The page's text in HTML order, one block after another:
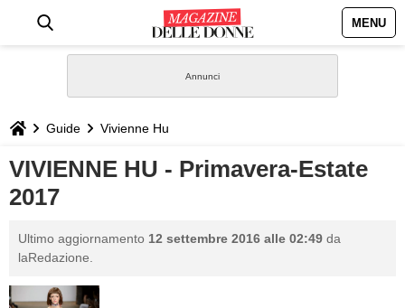
MENU
STILE
BIOGRAFIE
DEFINIZIONI
GASTRONOMIA
Guide Vivienne Hu
VIVIENNE HU - Primavera-Estate
2017
Ultimo aggiornamento 12 settembre 2016 alle 02:49 da
laRedazione.